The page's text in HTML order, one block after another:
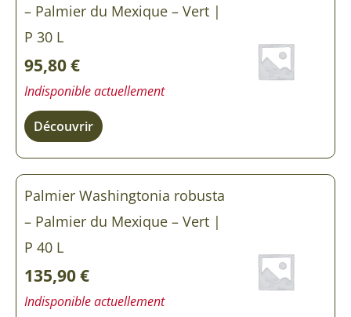
– Palmier du Mexique – Vert |
P 30 L
95,80€
Indisponible actuellement
Découvrir
Palmier Washingtonia robusta
– Palmier du Mexique – Vert |
P 40 L
135,90€
Indisponible actuellement